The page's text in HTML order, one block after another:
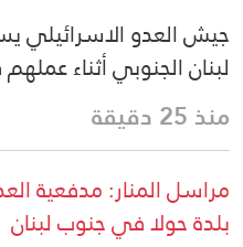
جيش العدو
لبنان الجنوبي أثناء
منذ 25 دقيقة
مراسل المنار: مدفعية
بلدة حولا في جنوب لبنان